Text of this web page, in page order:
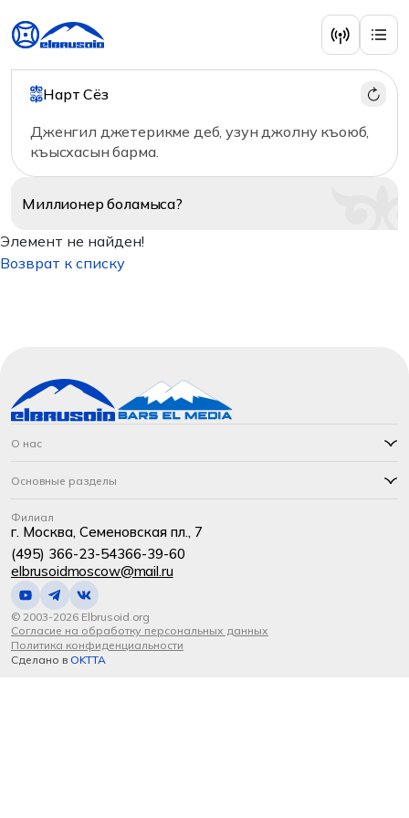
Нарт Сёз
Дженгил джетерикме деб, узун джолну къоюб,
къысхасын барма.
Миллионерболамыса?
Элемент не найден!
Возврат к списку
О нас
Основные разделы
Филиал
г. Москва, Семеновская пл., 7
(495) 366-23-54366-39-60
elbrusoidmoscow@mail.ru
© 2003-2026 Elbrusoid.org
Согласие на обработку персональных данных
Политика конфиденциальности
Сделано в OKTTA